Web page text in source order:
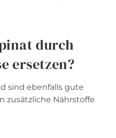
durch
ersetzen?
sind ebenfalls gute
zusätzliche Nährstoffe